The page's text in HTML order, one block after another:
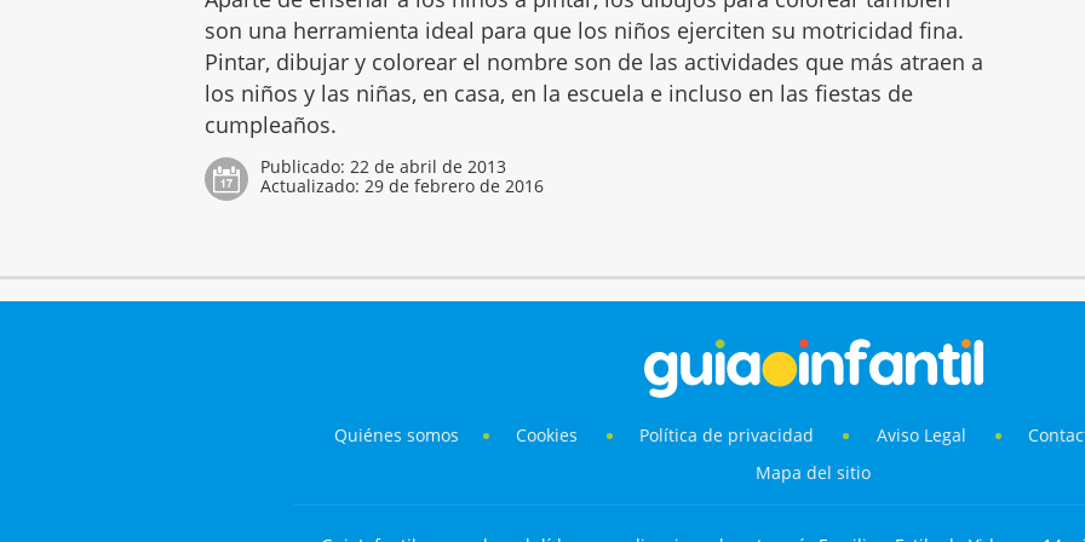
son una herramienta ideal para que los niños ejerciten su motricidad fina.
Pintar, dibujar y colorear el nombre son de las actividades que más atraen a
los niños y las niñas, en casa, en la escuela e incluso en las fiestas de
cumpleaños.
Publicado:22 de abril de 2013
Actualizado:29 de febrero de 2016
Quiénes somos Cookies Política de privacidad Aviso Legal
Mapa del sitio